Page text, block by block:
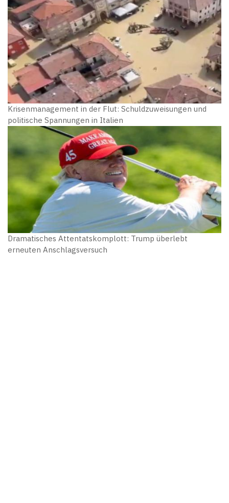
Krisenmanagement in der Flut: Schuldzuweisungen und
politische Spannungen in Italien
Dramatisches Attentatskomplott: Trump überlebt
erneuten Anschlagsversuch